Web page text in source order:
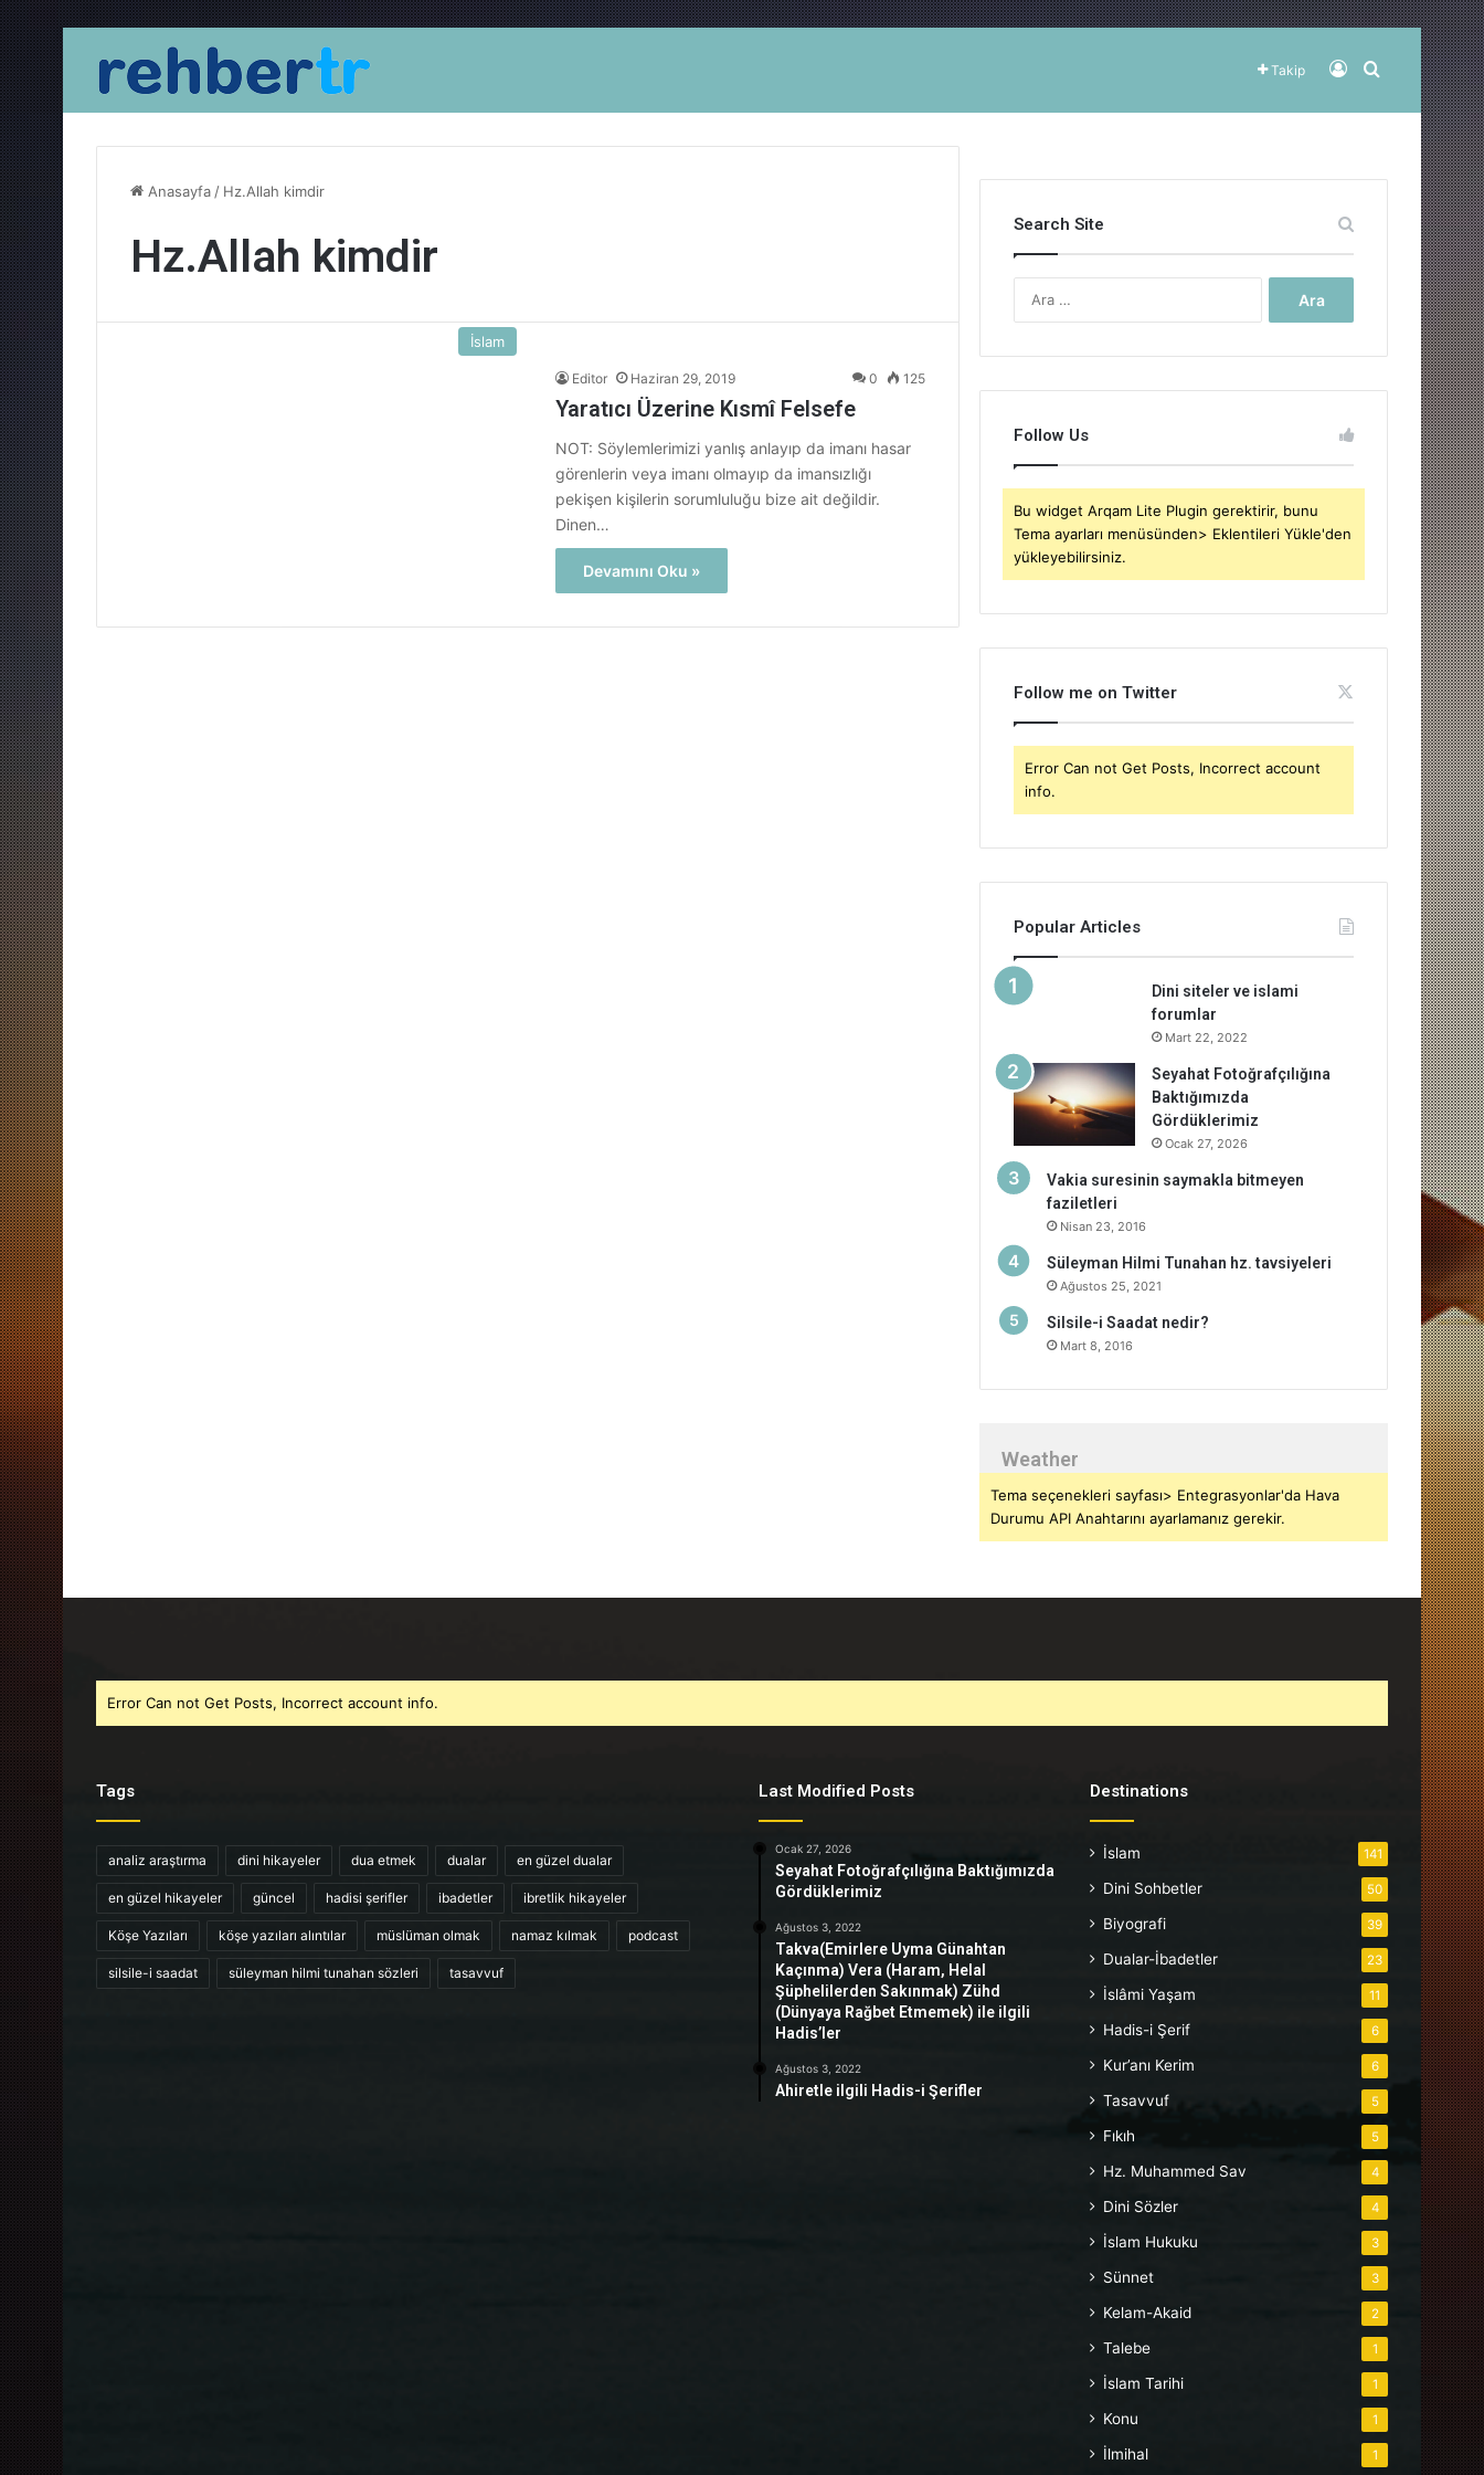
Takip Kayıt OlArama yap
Anasayfa / Hz.Allah kimdir
Hz.Allah kimdir
İslam
Editor Haziran 29, 2019 0 125
Yaratıcı Üzerine Kısmî Felsefe
NOT: Söylemlerimizi yanlış anlayıp da imanı hasar
görenlerin veya imanı olmayıp da imansızlığı
pekişen kişilerin sorumluluğu bize ait değildir.
Dinen…
Devamını Oku »
Search Site
Follow Us
Bu widget Arqam Lite Plugin gerektirir, bunu
Tema ayarları menüsünden> Eklentileri Yükle'den
yükleyebilirsiniz.
Follow me on Twitter
Error Can not Get Posts, Incorrect account
info.
Popular Articles
Dini siteler ve islami
forumlar
Mart 22, 2022
Seyahat Fotoğrafçılığına
Baktığımızda
Gördüklerimiz
Ocak 27, 2026
Vakia suresinin saymakla bitmeyen
faziletleri
Nisan 23, 2016
Süleyman Hilmi Tunahan hz. tavsiyeleri
Ağustos 25, 2021
Silsile-i Saadat nedir?
Mart 8, 2016
Weather
Tema seçenekleri sayfası> Entegrasyonlar'da Hava
Durumu API Anahtarını ayarlamanız gerekir.
Error Can not Get Posts, Incorrect account info.
Tags
analiz araştırma dini hikayeler dua etmek dualar en güzel dualar
en güzel hikayeler güncel hadisi şerifler ibadetler ibretlik hikayeler
Köşe Yazıları köşe yazıları alıntılar müslüman olmak namaz kılmak podcast
silsile-i saadat süleyman hilmi tunahan sözleri tasavvuf
Last Modified Posts
Ocak 27, 2026
Seyahat Fotoğrafçılığına Baktığımızda
Gördüklerimiz
Ağustos 3, 2022
Takva(Emirlere Uyma Günahtan
Kaçınma) Vera (Haram, Helal
Şüphelilerden Sakınmak) Zühd
(Dünyaya Rağbet Etmemek) ile ilgili
Hadis’ler
Ağustos 3, 2022
Ahiretle ilgili Hadis-i Şerifler
Destinations
İslam 141
Dini Sohbetler 50
Biyografi 39
Dualar-İbadetler 23
İslâmi Yaşam 11
Hadis-i Şerif 6
Kur’anı Kerim 6
Tasavvuf 5
Fıkıh 5
Hz. Muhammed Sav 4
Dini Sözler 4
İslam Hukuku 3
Sünnet 3
Kelam-Akaid 2
Talebe 1
İslam Tarihi 1
Konu 1
İlmihal 1